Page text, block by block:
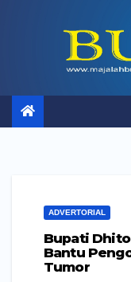
ADVERTORIAL
Bupati
Bantu
Tumor